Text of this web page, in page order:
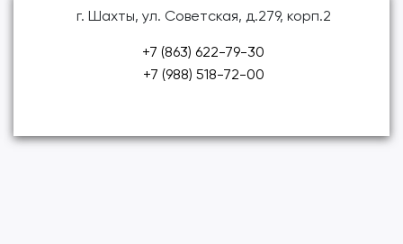
г. Шахты, ул. Советская, д.279, корп.2
+7 (863) 622-79-30
+7 (988) 518-72-00